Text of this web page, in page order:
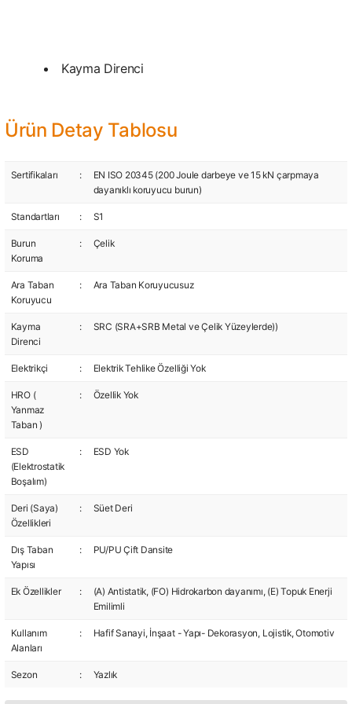
Kayma Direnci
Ürün Detay Tablosu
Sertifikaları :
EN ISO 20345 (200 Joule darbeye ve 15 kN çarpmaya
dayanıklı koruyucu burun)
Standartları : S1
Burun
Koruma
: Çelik
Ara Taban
Koruyucu
: Ara Taban Koruyucusuz
Kayma
Direnci
: SRC (SRA+SRB Metal ve Çelik Yüzeylerde))
Elektrikçi : Elektrik Tehlike Özelliği Yok
HRO (
Yanmaz
Taban )
: Özellik Yok
ESD
(Elektrostatik
Boşalım)
: ESD Yok
Deri (Saya)
Özellikleri
: Süet Deri
Dış Taban
Yapısı
: PU/PU Çift Dansite
Ek Özellikler :
(A) Antistatik, (FO) Hidrokarbon dayanımı, (E) Topuk Enerji
Emilimli
Kullanım
Alanları
: Hafif Sanayi, İnşaat - Yapı- Dekorasyon, Lojistik, Otomotiv
Sezon : Yazlık